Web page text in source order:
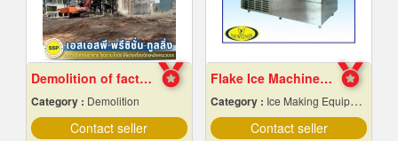
Demolition of factory in Samut Prakan
Category : Demolition
Contact seller
Flake Ice Machine Chiang Mai
Category : Ice Making Equipment & Machines
Contact seller